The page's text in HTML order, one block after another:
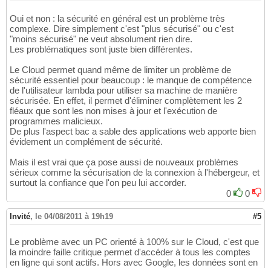
Oui et non : la sécurité en général est un problème très
complexe. Dire simplement c'est "plus sécurisé" ou c'est
"moins sécurisé" ne veut absolument rien dire.
Les problématiques sont juste bien différentes.
Le Cloud permet quand même de limiter un problème de
sécurité essentiel pour beaucoup : le manque de compétence
de l'utilisateur lambda pour utiliser sa machine de manière
sécurisée. En effet, il permet d'éliminer complètement les 2
fléaux que sont les non mises à jour et l'exécution de
programmes malicieux.
De plus l'aspect bac a sable des applications web apporte bien
évidement un complément de sécurité.
Mais il est vrai que ça pose aussi de nouveaux problèmes
sérieux comme la sécurisation de la connexion à l'hébergeur, et
surtout la confiance que l'on peu lui accorder.
0
0
Invité, le 04/08/2011 à 19h19 #5
Le problème avec un PC orienté à 100% sur le Cloud, c'est que
la moindre faille critique permet d'accéder à tous les comptes
en ligne qui sont actifs. Hors avec Google, les données sont en